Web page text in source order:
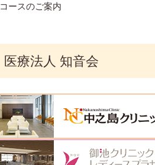
コースのご案内
医療法人 知音会